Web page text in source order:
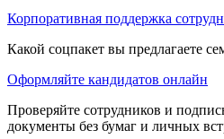
Корпоративная поддержка
Какой соцпакет вы предлагаете
Оформляйте кандидатов онлайн
Проверяйте сотрудников и
документы без бумаг и личных